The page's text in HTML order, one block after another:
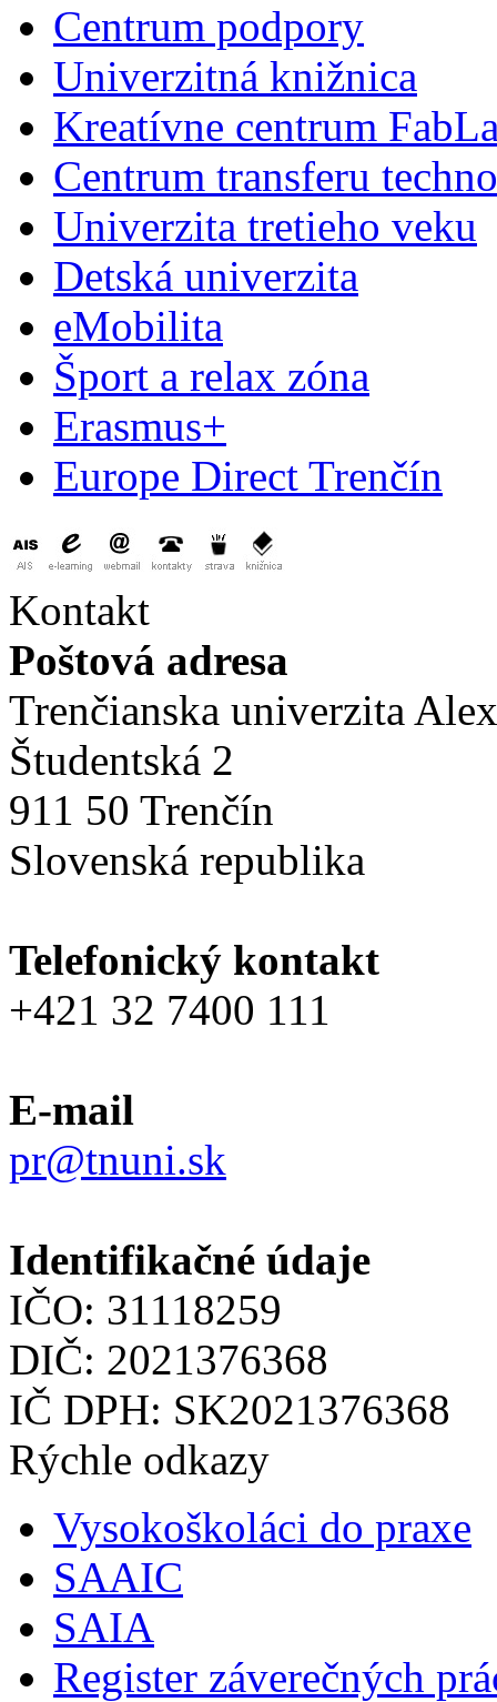
Centrum podpory
Univerzitná knižnica
Kreatívne centrum
Centrum transferu
Univerzita tretieho veku
Detská univerzita
eMobilita
Šport a relax zóna
Erasmus+
Europe Direct Trenčín
Kontakt
Poštová adresa
Trenčianska univerzita
Študentská 2
911 50 Trenčín
Slovenská republika
Telefonický kontakt
+421 32 7400 111
E-mail
pr@tnuni.sk
Identifikačné údaje
IČO: 31118259
DIČ: 2021376368
IČ DPH: SK2021376368
Rýchle odkazy
Vysokoškoláci do praxe
SAAIC
SAIA
Register záverečných